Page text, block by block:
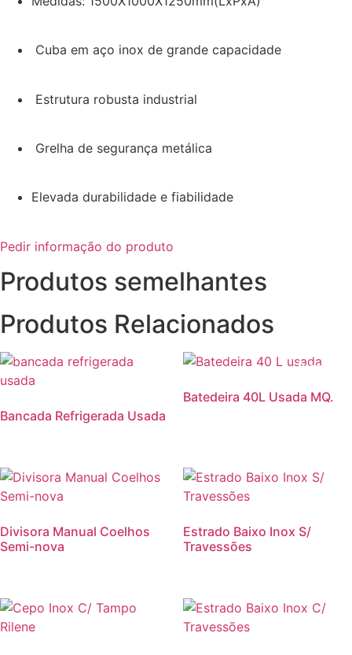
Cuba em aço inox de grande capacidade
Estrutura robusta industrial
Grelha de segurança metálica
Elevada durabilidade e fiabilidade
Pedir informação do produto
Produtos semelhantes
Produtos Relacionados
Bancada Refrigerada Usada
Batedeira 40L Usada MQ.
Divisora Manual Coelhos
Semi-nova
Estrado Baixo Inox S/
Travessões